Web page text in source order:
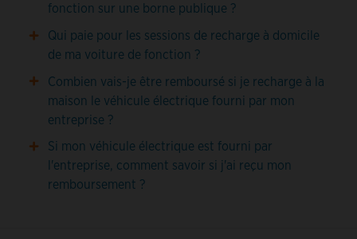
fonction sur une borne publique ?
Qui paie pour les sessions de recharge à domicile
de ma voiture de fonction ?
Combien vais-je être remboursé si je recharge à la
maison le véhicule électrique fourni par mon
entreprise ?
Si mon véhicule électrique est fourni par
l'entreprise, comment savoir si j'ai reçu mon
remboursement ?